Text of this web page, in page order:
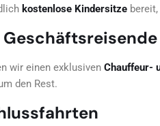
kostenlose Kindersitze
wir einen exklusiven Chauffeur-
den Rest.